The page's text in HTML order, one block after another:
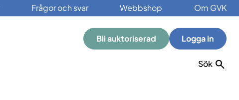
Frågor och svar Webbshop Om GVK
Bli auktoriserad Logga in
Sök